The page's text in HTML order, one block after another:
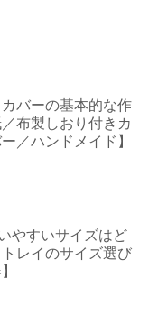
カバーの基本的な作
布製しおり付きカ
／ハンドメイド】
やすいサイズはど
レイのサイズ選び